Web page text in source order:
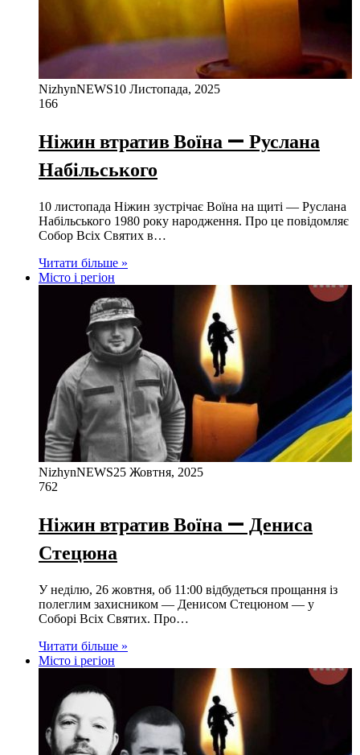
NizhynNEWS10 Листопада, 2025
166
Ніжин втратив Воїна — Руслана
Набільського
10 листопада Ніжин зустрічає Воїна на щиті — Руслана
Набільського 1980 року народження. Про це повідомляє
Собор Всіх Святих в…
Читати більше »
Місто і регіон
NizhynNEWS25 Жовтня, 2025
762
Ніжин втратив Воїна — Дениса
Стецюна
У неділю, 26 жовтня, об 11:00 відбудеться прощання із
полеглим захисником — Денисом Стецюном — у
Соборі Всіх Святих. Про…
Читати більше »
Місто і регіон